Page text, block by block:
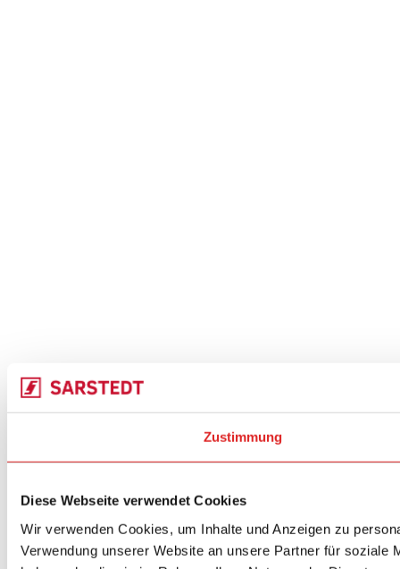
Zustimmung
Diese Webseite verwendet Cookies
Wir verwenden Cookies, um Inhalte und Anzeigen zu
Verwendung unserer Website an unsere Partner für soziale